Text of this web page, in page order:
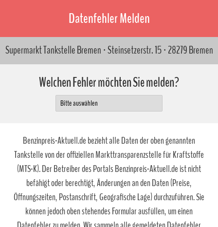
Datenfehler Melden
Supermarkt Tankstelle Bremen · Steinsetzerstr. 15 · 28279 Bremen
Welchen Fehler möchten Sie melden?
Benzinpreis-Aktuell.de bezieht alle Daten der oben genannten
Tankstelle von der offiziellen Markttransparenzstelle für Kraftstoffe
(MTS-K). Der Betreiber des Portals Benzinpreis-Aktuell.de ist nicht
befähigt oder berechtigt, Änderungen an den Daten (Preise,
Öffnungszeiten, Postanschrift, Geografische Lage) durchzuführen. Sie
können jedoch oben stehendes Formular ausfüllen, um einen